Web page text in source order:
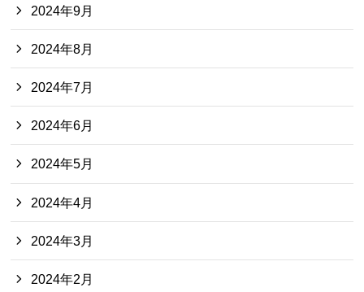
2024年9月
2024年8月
2024年7月
2024年6月
2024年5月
2024年4月
2024年3月
2024年2月